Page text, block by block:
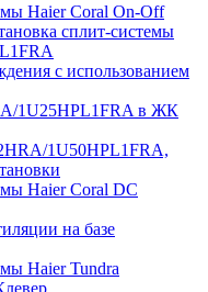
Haier Coral On-Off
сплит-системы
с использованием
1U25HPL1FRA в ЖК
1U50HPL1FRA,
Haier Coral DC
на базе
Haier Tundra